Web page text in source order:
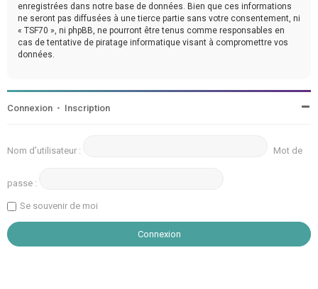
enregistrées dans notre base de données. Bien que ces informations
ne seront pas diffusées à une tierce partie sans votre consentement, ni
« TSF70 », ni phpBB, ne pourront être tenus comme responsables en
cas de tentative de piratage informatique visant à compromettre vos
données.
Connexion • Inscription
Nom d’utilisateur : Mot de
passe :
Se souvenir de moi